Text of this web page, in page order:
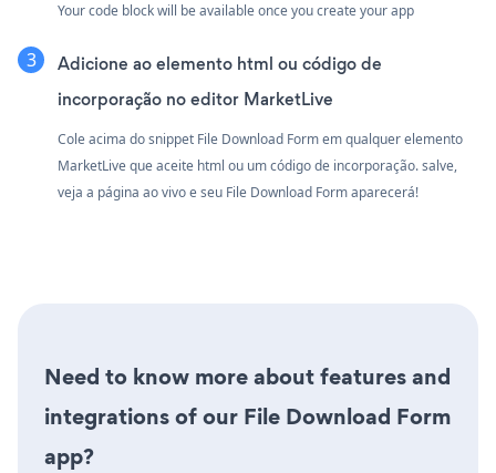
Your code block will be available once you create your app
Adicione ao elemento html ou código de
incorporação no editor MarketLive
Cole acima do snippet File Download Form em qualquer elemento
MarketLive que aceite html ou um código de incorporação. salve,
veja a página ao vivo e seu File Download Form aparecerá!
Need to know more about features and
integrations of our File Download Form
app?